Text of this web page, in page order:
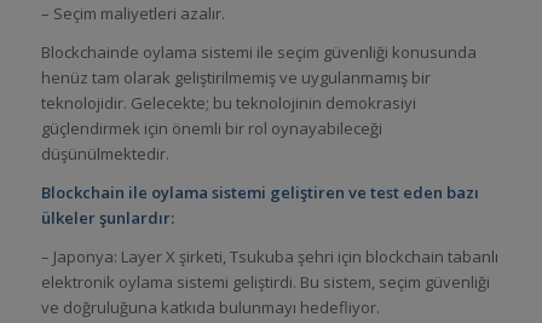
– Seçim maliyetleri azalır.
Blockchainde oylama sistemi ile seçim güvenliği konusunda
henüz tam olarak geliştirilmemiş ve uygulanmamış bir
teknolojidir. Gelecekte; bu teknolojinin demokrasiyi
güçlendirmek için önemli bir rol oynayabileceği
düşünülmektedir.
Blockchain ile oylama sistemi geliştiren ve test eden bazı
ülkeler şunlardır:
– Japonya: Layer X şirketi, Tsukuba şehri için blockchain tabanlı
elektronik oylama sistemi geliştirdi. Bu sistem, seçim güvenliği
ve doğruluğuna katkıda bulunmayı hedefliyor.